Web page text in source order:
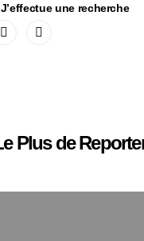
J’effectue une recherche